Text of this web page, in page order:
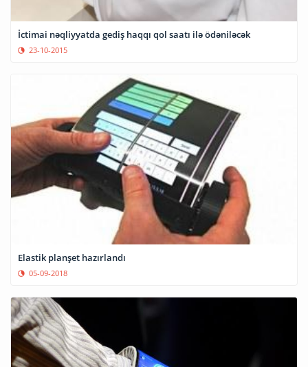
İctimai nəqliyyatda gediş haqqı qol saatı ilə ödəniləcək
23-10-2015
Elastik planşet hazırlandı
05-09-2018